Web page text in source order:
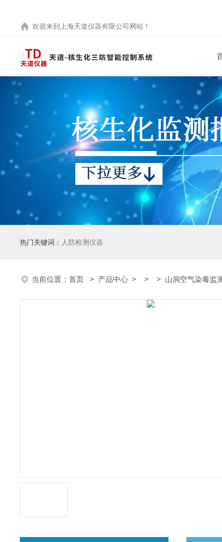
欢迎来到 上海天道仪器有限公司 网站！
热门关键词： 人防检测仪器
当前位置： 首页 > 产品中心 > > > 山洞空气染毒监